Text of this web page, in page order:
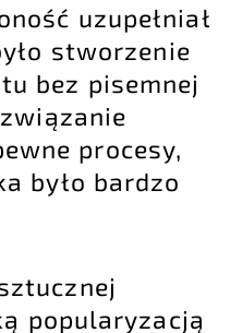
uzupełniał
stworzenie
bez pisemnej
procesy,
było bardzo
popularyzacją